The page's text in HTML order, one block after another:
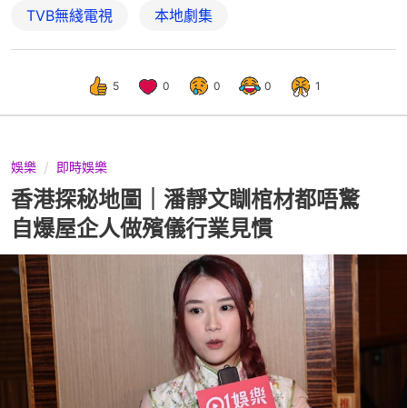
TVB無綫電視 本地劇集
5 0 0 0 1
娛樂 即時娛樂
香港探秘地圖｜潘靜文瞓棺材都唔驚
自爆屋企人做殯儀行業見慣